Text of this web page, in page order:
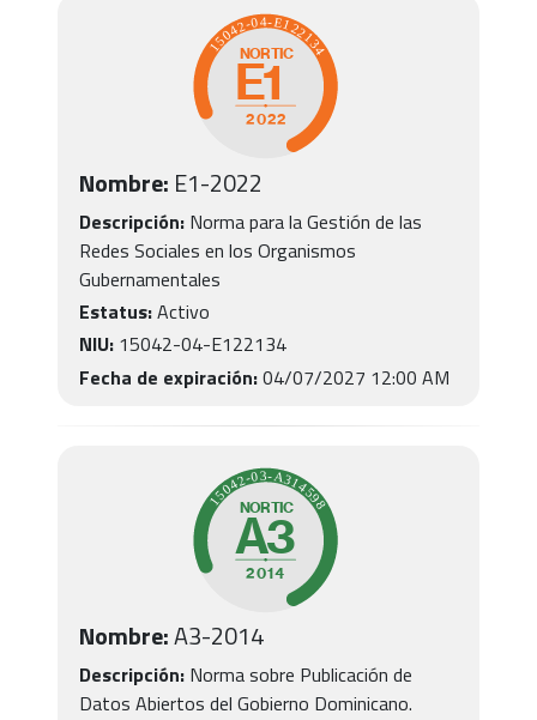
Nombre: E1-2022
Descripción:Norma para la Gestión de las
Redes Sociales en los Organismos
Gubernamentales
Estatus:Activo
NIU:15042-04-E122134
Fecha de expiración:04/07/2027 12:00 AM
Nombre:A3-2014
Descripción:Norma sobre Publicación de
Datos Abiertos del Gobierno Dominicano.